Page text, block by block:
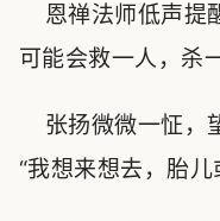
恩禅法师低声提
可能会救一人，杀
张扬微微一怔，
“我想来想去，胎